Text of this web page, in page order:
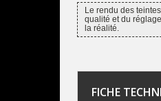
Le rendu des
qualité et du
la réalité.
FICHE